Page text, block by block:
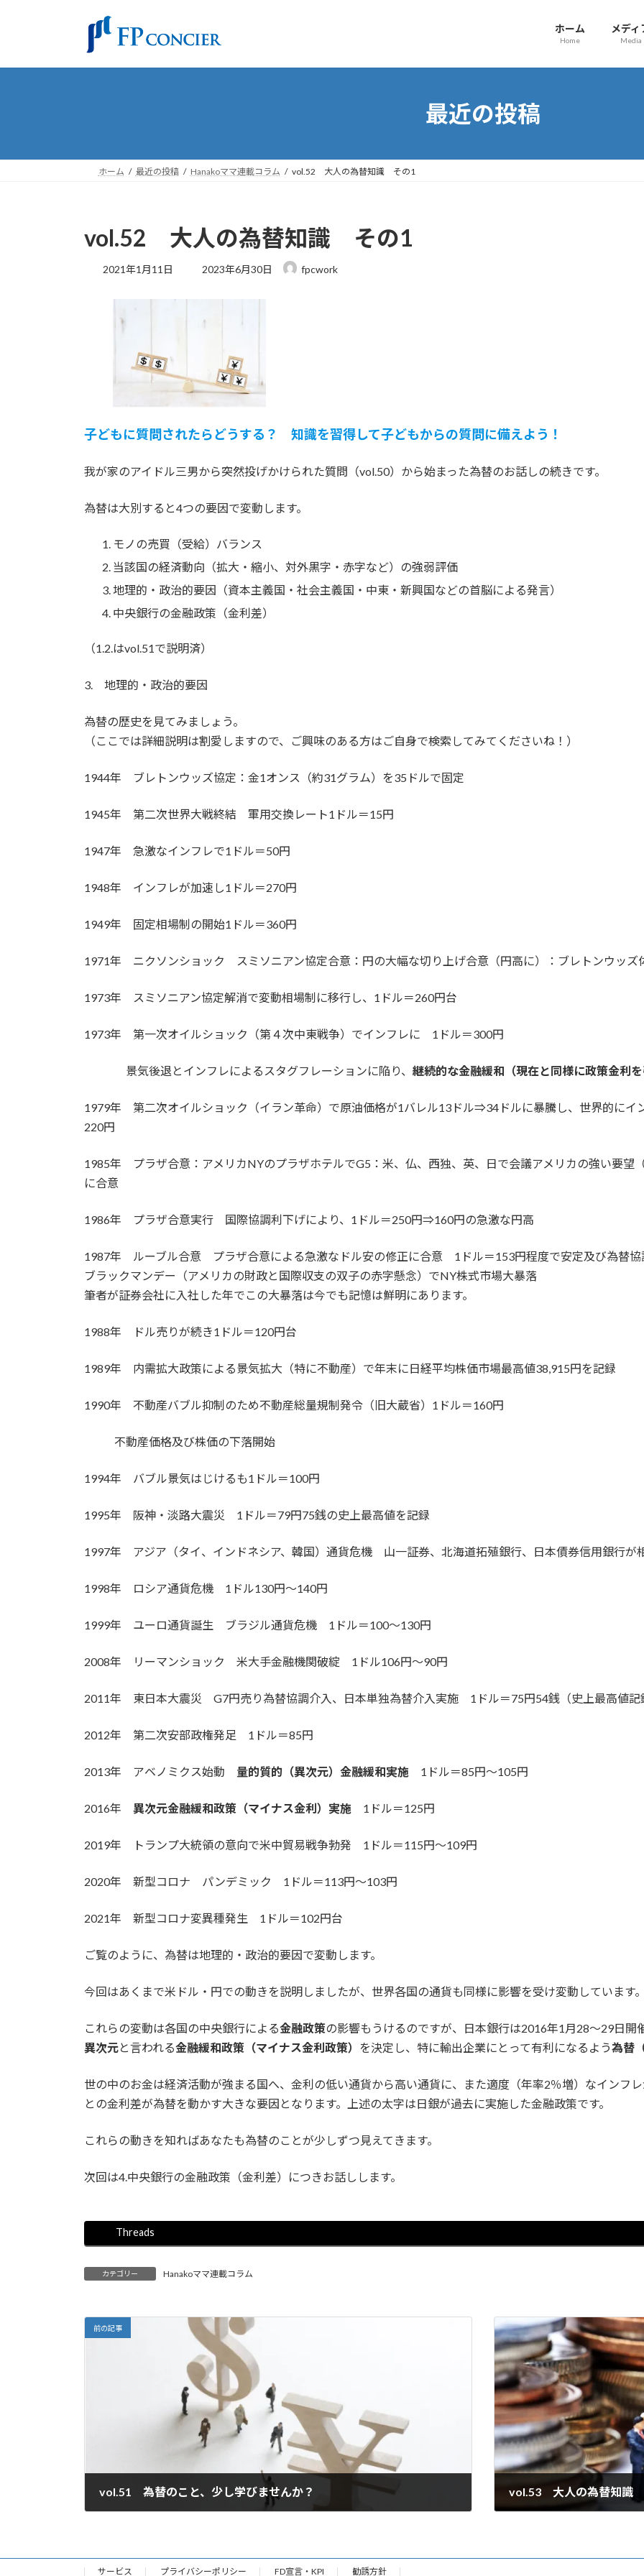
プ
動
ホーム
Home
メディ
Media
最近の投稿
ホーム 最近の投稿 Hanakoママ連載コラム vol.52 大人の為替知識 その1
vol.52 大人の為替知識 その1
2021年1月11日
最
日
2023年6月30日 fpcwork
子どもに質問されたらどうする？ 知識を習得して子どもからの質問に備えよう！
我が家のアイドル三男から突然投げかけられた質問（vol.50）から始まった為替のお話しの続きです。
為替は大別すると4つの要因で変動します。
モノの売買（受給）バランス
当該国の経済動向（拡大・縮小、対外黒字・赤字など）の強弱評価
地理的・政治的要因（資本主義国・社会主義国・中東・新興国などの首脳による発言）
中央銀行の金融政策（金利差）
（1.2.はvol.51で説明済）
3. 地理的・政治的要因
為替の歴史を見てみましょう。
（ここでは詳細説明は割愛しますので、ご興味のある方はご自身で検索してみてくださいね！）
1944年 ブレトンウッズ協定：金1オンス（約31グラム）を35ドルで固定
1945年 第二次世界大戦終結 軍用交換レート1ドル＝15円
1947年 急激なインフレで1ドル＝50円
1948年 インフレが加速し1ドル＝270円
1949年 固定相場制の開始1ドル＝360円
1971年 ニクソンショック スミソニアン協定合意：円の大幅な切り上げ合意（円高に）：ブレトンウッズ
1973年 スミソニアン協定解消で変動相場制に移行し、1ドル＝260円台
1973年 第一次オイルショック（第４次中東戦争）でインフレに 1ドル＝300円
景気後退とインフレによるスタグフレーションに陥り、 継続的な金融緩和（現在と同様に政策金利
1979年 第二次オイルショック（イラン革命）で原油価格が1バレル13ドル⇒34ドルに暴騰し、世界的に
220円
1985年 プラザ合意：アメリカNYのプラザホテルでG5：米、仏、西独、英、日で会議アメリカの強い要望
に合意
1986年 プラザ合意実行 国際協調利下げにより、1ドル＝250円⇒160円の急激な円高
1987年 ルーブル合意 プラザ合意による急激なドル安の修正に合意 1ドル＝153円程度で安定及び為替協
ブラックマンデー（アメリカの財政と国際収支の双子の赤字懸念）でNY株式市場大暴落
筆者が証券会社に入社した年でこの大暴落は今でも記憶は鮮明にあります。
1988年 ドル売りが続き1ドル＝120円台
1989年 内需拡大政策による景気拡大（特に不動産）で年末に日経平均株価市場最高値38,915円を記録
1990年 不動産バブル抑制のため不動産総量規制発令（旧大蔵省）1ドル＝160円
不動産価格及び株価の下落開始
1994年 バブル景気はじけるも1ドル＝100円
1995年 阪神・淡路大震災 1ドル＝79円75銭の史上最高値を記録
1997年 アジア（タイ、インドネシア、韓国）通貨危機 山一証券、北海道拓殖銀行、日本債券信用銀行
1998年 ロシア通貨危機 1ドル130円～140円
1999年 ユーロ通貨誕生 ブラジル通貨危機 1ドル＝100～130円
2008年 リーマンショック 米大手金融機関破綻 1ドル106円～90円
2011年 東日本大震災 G7円売り為替協調介入、日本単独為替介入実施 1ドル＝75円54銭（史上最高値記
2012年 第二次安部政権発足 1ドル＝85円
2013年 アベノミクス始動 量的質的（異次元）金融緩和実施 1ドル＝85円～105円
2016年 異次元金融緩和政策（マイナス金利）実施 1ドル＝125円
2019年 トランプ大統領の意向で米中貿易戦争勃発 1ドル＝115円～109円
2020年 新型コロナ パンデミック 1ドル＝113円～103円
2021年 新型コロナ変異種発生 1ドル＝102円台
ご覧のように、為替は地理的・政治的要因で変動します。
今回はあくまで米ドル・円での動きを説明しましたが、世界各国の通貨も同様に影響を受け変動しています
これらの変動は各国の中央銀行による金融政策の影響もうけるのですが、日本銀行は2016年1月28～29日
異次元と言われる金融緩和政策（マイナス金利政策） を決定し、特に輸出企業にとって有利になるよう為替
世の中のお金は経済活動が強まる国へ、金利の低い通貨から高い通貨に、また適度（年率2％増）なインフ
との金利差が為替を動かす大きな要因となります。上述の太字は日銀が過去に実施した金融政策です。
これらの動きを知ればあなたも為替のことが少しずつ見えてきます。
次回は4.中央銀行の金融政策（金利差）につきお話しします。
Threads
カテゴリー Hanakoママ連載コラム
前の記事
vol.51 為替のこと、少し学びませんか？ vol.53 大人の為替知識
サービス プライバシーポリシー FD宣言・KPI 勧誘方針